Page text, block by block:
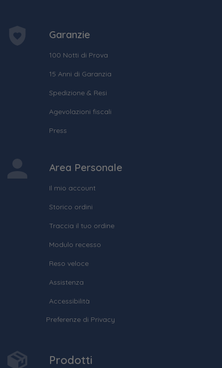
Garanzie
100 Notti di Prova
15 Anni di Garanzia
Spedizione & Resi
Agevolazioni fiscali
Press
Area Personale
Il mio account
Storico ordini
Traccia il tuo ordine
Modulo recesso
Reso veloce
Assistenza
Accessibilità
Preferenze di Privacy
Prodotti